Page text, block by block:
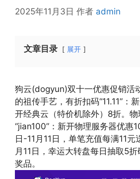
2025年11月3日 作者 admin
文章目录 展开
狗云(dogyun)双十一优惠促销活
的祖传手艺，有折扣码“11.11”：
开经典云（特价机除外）8折。
“jian100”：新开物理服务器优惠
日-11月11日，单笔充值每满11元
月11日，幸运大转盘每日抽取5
奖品。